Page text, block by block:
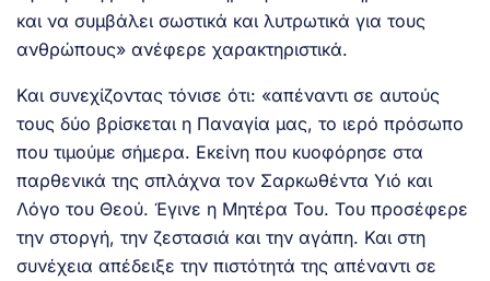
και να συμβάλει σωστικά και λυτρωτικά για τους
ανθρώπους» ανέφερε χαρακτηριστικά.
Και συνεχίζοντας τόνισε ότι: «απέναντι σε αυτούς
τους δύο βρίσκεται η Παναγία μας, το ιερό πρόσωπο
που τιμούμε σήμερα. Εκείνη που κυοφόρησε στα
παρθενικά της σπλάχνα τον Σαρκωθέντα Υιό και
Λόγο του Θεού. Έγινε η Μητέρα Του. Του προσέφερε
την στοργή, την ζεστασιά και την αγάπη. Και στη
συνέχεια απέδειξε την πιστότητά της απέναντι σε